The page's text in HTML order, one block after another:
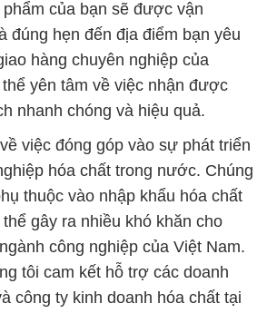
của bạn sẽ được vận
đúng hẹn đến địa điểm bạn yêu
hàng chuyên nghiệp của
yên tâm về việc nhận được
nhanh chóng và hiệu quả.
việc đóng góp vào sự phát triển
hóa chất trong nước. Chúng
thuộc vào nhập khẩu hóa chất
gây ra nhiều khó khăn cho
công nghiệp của Việt Nam.
tôi cam kết hỗ trợ các doanh
công ty kinh doanh hóa chất tại